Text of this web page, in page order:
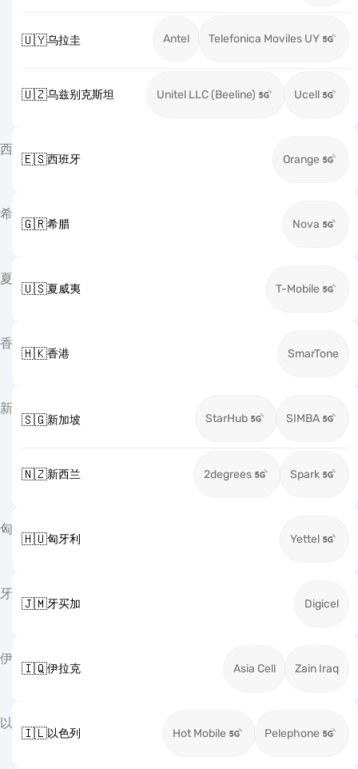
🇺🇾乌拉圭 Antel Telefonica Moviles UY
🇺🇿乌兹别克斯坦 Unitel LLC (Beeline) Ucell
西
🇪🇸西班牙 Orange
希
🇬🇷希腊 Nova
夏
🇺🇸夏威夷 T-Mobile
香
🇭🇰香港 SmarTone
新
🇸🇬新加坡 StarHub SIMBA
🇳🇿新西兰 2degrees Spark
匈
🇭🇺匈牙利 Yettel
牙
🇯🇲牙买加 Digicel
伊
🇮🇶伊拉克 Asia Cell Zain Iraq
以
🇮🇱以色列 Hot Mobile Pelephone